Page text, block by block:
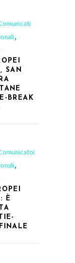
,
SAN
BREAK
,
È